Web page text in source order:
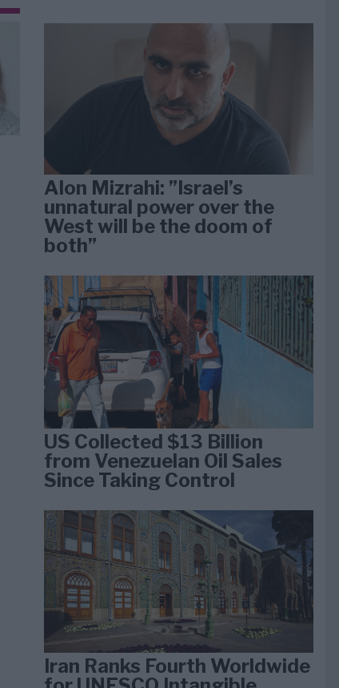
Alon Mizrahi: ”Israel’s
unnatural power over the
West will be the doom of
both”
US Collected $13 Billion
from Venezuelan Oil Sales
Since Taking Control
Iran Ranks Fourth Worldwide